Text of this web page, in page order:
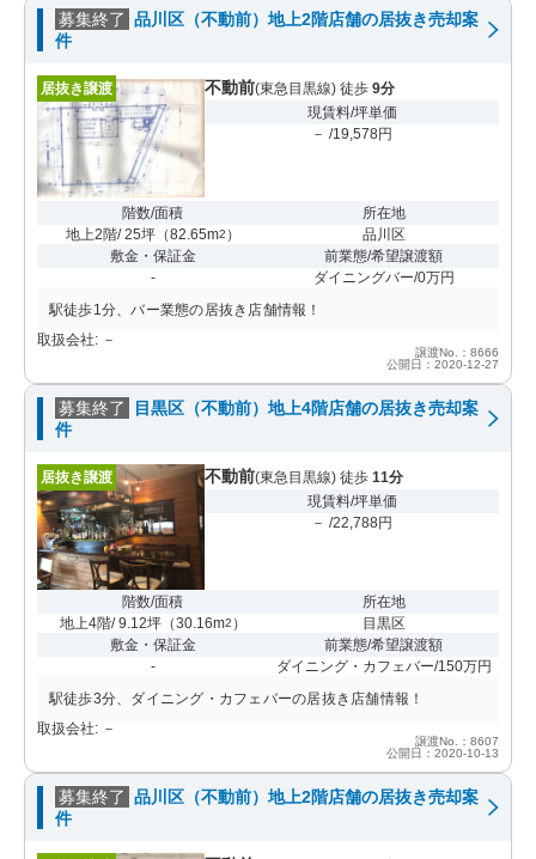
募集終了 品川区（不動前）地上2階店舗の居抜き売却案
件
居抜き譲渡 不動前(東急目黒線) 徒歩 9分
現賃料/坪単価
－ /19,578円
階数/面積
地上2階/ 25坪（82.65m2 ）
所在地
品川区
敷金・保証金
-
前業態/希望譲渡額
ダイニングバー/0万円
駅徒歩1分、バー業態の居抜き店舗情報！
取扱会社: －
譲渡No.：8666
公開日：2020-12-27
募集終了
目黒区（不動前）地上4階店舗の居抜き売却案
件
居抜き譲渡 不動前(東急目黒線) 徒歩 11分
現賃料/坪単価
－ /22,788円
階数/面積
地上4階/ 9.12坪（30.16m2 ）
所在地
目黒区
敷金・保証金
-
前業態/希望譲渡額
ダイニング・カフェバー/150万円
駅徒歩3分、ダイニング・カフェバーの居抜き店舗情報！
取扱会社: －
譲渡No.：8607
公開日：2020-10-13
募集終了 品川区（不動前）地上2階店舗の居抜き売却案
件